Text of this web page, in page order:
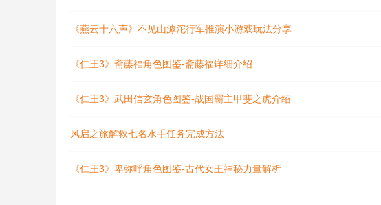
《燕云十六声》不见山滹沱行军推演小游戏玩法分享
《仁王3》斋藤福角色图鉴-斋藤福详细介绍
《仁王3》武田信玄角色图鉴-战国霸主甲斐之虎介绍
风启之旅解救七名水手任务完成方法
《仁王3》卑弥呼角色图鉴-古代女王神秘力量解析